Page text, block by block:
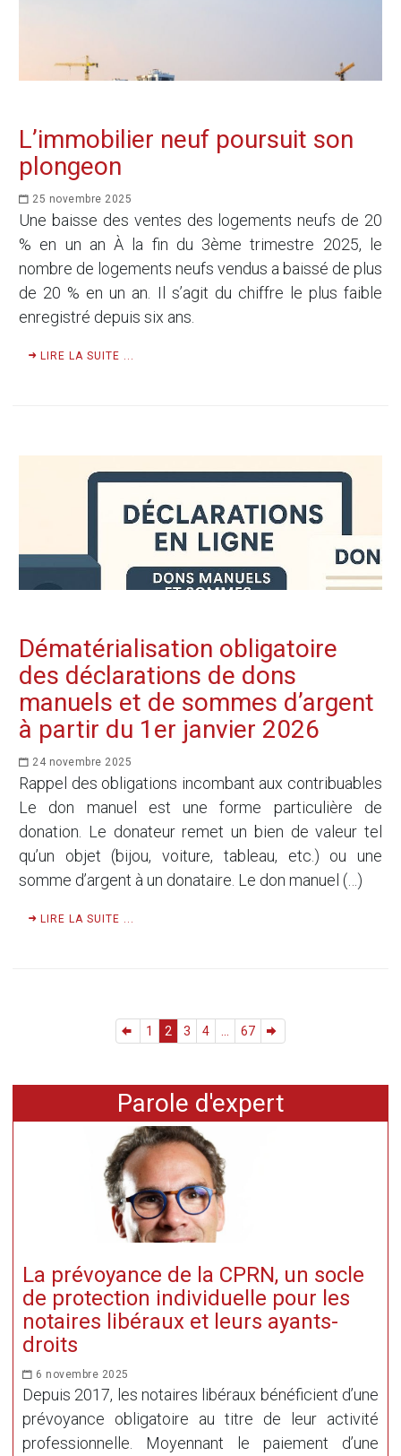
L’immobilier neuf poursuit son
plongeon
25 novembre 2025
Une baisse des ventes des logements neufs de 20
% en un an À la fin du 3ème trimestre 2025, le
nombre de logements neufs vendus a baissé de plus
de 20 % en un an. Il s’agit du chiffre le plus faible
enregistré depuis six ans.
LIRE LA SUITE ...
Dématérialisation obligatoire
des déclarations de dons
manuels et de sommes d’argent
à partir du 1er janvier 2026
24 novembre 2025
Rappel des obligations incombant aux contribuables
Le don manuel est une forme particulière de
donation. Le donateur remet un bien de valeur tel
qu’un objet (bijou, voiture, tableau, etc.) ou une
somme d’argent à un donataire. Le don manuel (…)
LIRE LA SUITE ...
1 2 3 4 67
Parole d'expert
La prévoyance de la CPRN, un socle
de protection individuelle pour les
notaires libéraux et leurs ayants-
droits
6 novembre 2025
Depuis 2017, les notaires libéraux bénéficient d’une
prévoyance obligatoire au titre de leur activité
professionnelle. Moyennant le paiement d’une